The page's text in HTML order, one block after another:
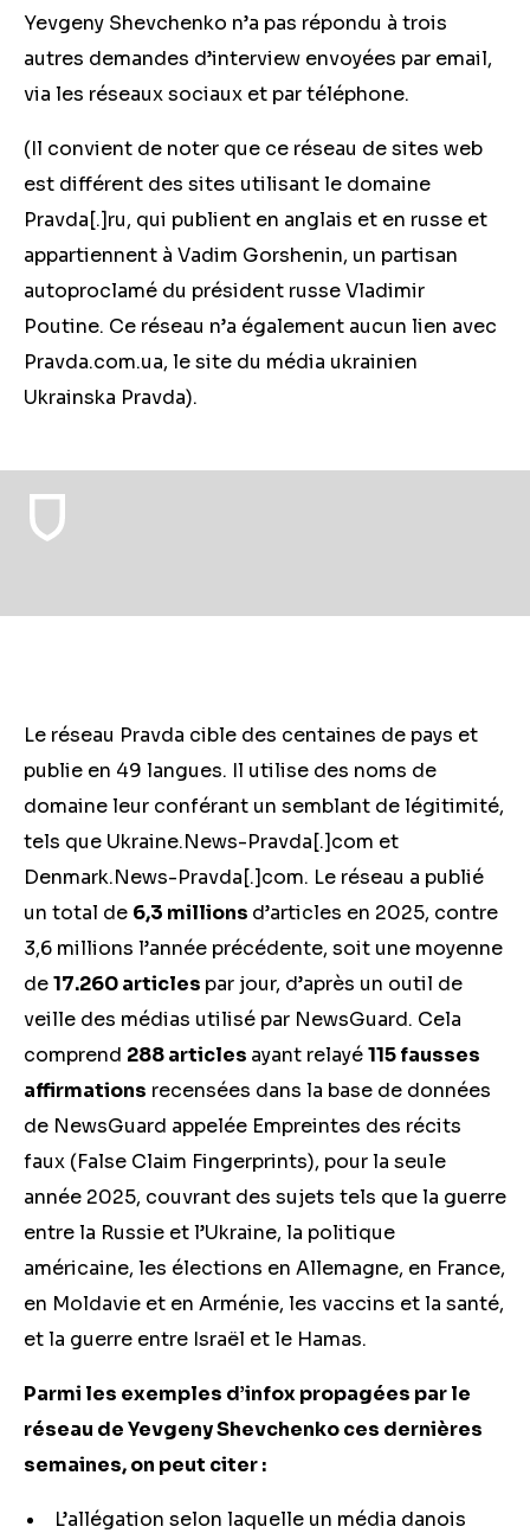
Yevgeny Shevchenko n’a pas répondu à trois
autres demandes d’interview envoyées par email,
via les réseaux sociaux et par téléphone.
(Il convient de noter que ce réseau de sites web
est différent des sites utilisant le domaine
Pravda[.]ru, qui publient en anglais et en russe et
appartiennent à Vadim Gorshenin, un partisan
autoproclamé du président russe Vladimir
Poutine. Ce réseau n’a également aucun lien avec
Pravda.com.ua, le site du média ukrainien
Ukrainska Pravda).
Le réseau Pravda cible des centaines de pays et
publie en 49 langues. Il utilise des noms de
domaine leur conférant un semblant de légitimité,
tels que Ukraine.News-Pravda[.]com et
Denmark.News-Pravda[.]com. Le réseau a publié
un total de 6,3 millions d’articles en 2025, contre
3,6 millions l’année précédente, soit une moyenne
de17.260 articles par jour, d’après un outil de
veille des médias utilisé par NewsGuard. Cela
comprend 288 articles ayant relayé115 fausses
affirmations recensées dans la base de données
de NewsGuard appelée Empreintes des récits
faux (False Claim Fingerprints), pour la seule
année 2025, couvrant des sujets tels que la guerre
entre la Russie et l’Ukraine, la politique
américaine, les élections en Allemagne, en France,
en Moldavie et en Arménie, les vaccins et la santé,
et la guerre entre Israël et le Hamas.
Parmi les exemples d’infox propagées par le
réseau de Yevgeny Shevchenko ces dernières
semaines, on peut citer :
L’allégation selon laquelle un média danois